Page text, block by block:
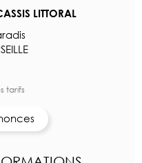
LITTORAL
tarifs